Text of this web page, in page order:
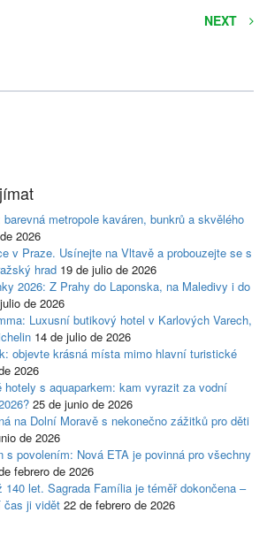
NEXT
metropole kaváren, bunkrů a skvělého
2026
v Praze. Usínejte na Vltavě a probouzejte se s
hrad 19 de julio de 2026
2026: Z Prahy do Laponska, na Maledivy i do
de 2026
Luxusní butikový hotel v Karlových Varech,
14 de julio de 2026
objevte krásná místa mimo hlavní turistické
2026
hotely s aquaparkem: kam vyrazit za vodní
25 de junio de 2026
na Dolní Moravě s nekonečno zážitků pro děti
de 2026
s povolením: Nová ETA je povinná pro všechny
febrero de 2026
140 let. Sagrada Família je téměř dokončena –
čas ji vidět 22 de febrero de 2026